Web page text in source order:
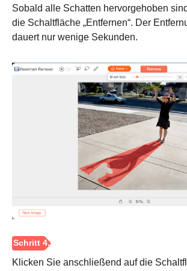
Sobald alle Schatten hervorgehoben
die Schaltfläche „Entfernen“. Der
dauert nur wenige Sekunden.
Klicken Sie anschließend auf die